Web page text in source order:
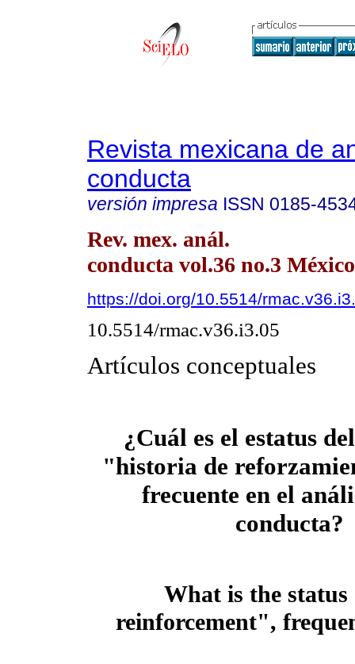
Revista mexicana de
conducta
versión impresa ISSN 0185-
Rev. mex. anál.
conducta vol.36 no.3
https://doi.org/10.5514/
10.5514/rmac.v36.i3.05
Artículos conceptuales
¿Cuál es el estatus
"historia de
frecuente en el
conducta?
What is the
reinforcement",